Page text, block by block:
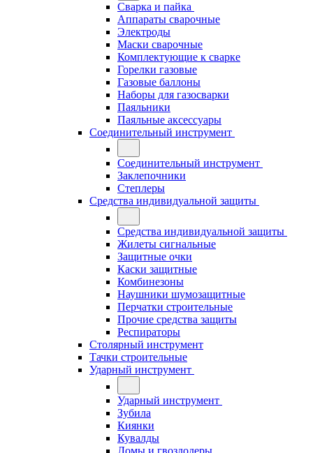
Сварка и пайка
Аппараты сварочные
Электроды
Маски сварочные
Комплектующие к сварке
Горелки газовые
Газовые баллоны
Наборы для газосварки
Паяльники
Паяльные аксессуары
Соединительный инструмент
Соединительный инструмент
Заклепочники
Степлеры
Средства индивидуальной защиты
Средства индивидуальной защиты
Жилеты сигнальные
Защитные очки
Каски защитные
Комбинезоны
Наушники шумозащитные
Перчатки строительные
Прочие средства защиты
Респираторы
Столярный инструмент
Тачки строительные
Ударный инструмент
Ударный инструмент
Зубила
Киянки
Кувалды
Ломы и гвоздодеры